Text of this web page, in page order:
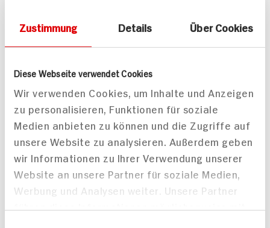
Zustimmung Details Über Cookies
Diese Webseite verwendet Cookies
Wir verwenden Cookies, um Inhalte und Anzeigen
zu personalisieren, Funktionen für soziale
Medien anbieten zu können und die Zugriffe auf
unsere Website zu analysieren. Außerdem geben
wir Informationen zu Ihrer Verwendung unserer
Website an unsere Partner für soziale Medien,
Werbung und Analysen weiter. Unsere Partner
Creme 4 x 150 ml
78,4g Packung
1.
Mozzarella 4 x 150 ml
46,8g Packung
1.